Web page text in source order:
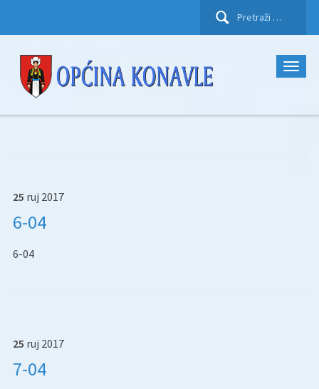
Pretraži:
25 ruj 2017
6-04
6-04
25 ruj 2017
7-04